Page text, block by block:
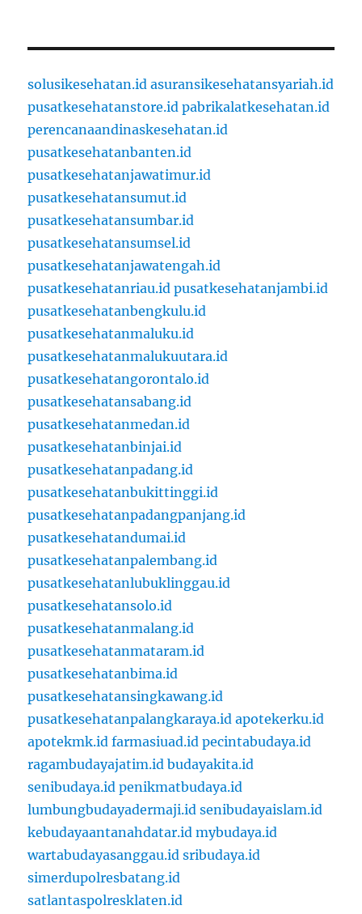
solusikesehatan.id asuransikesehatansyariah.id
pusatkesehatanstore.id pabrikalatkesehatan.id
perencanaandinaskesehatan.id
pusatkesehatanbanten.id
pusatkesehatanjawatimur.id
pusatkesehatansumut.id
pusatkesehatansumbar.id
pusatkesehatansumsel.id
pusatkesehatanjawatengah.id
pusatkesehatanriau.id pusatkesehatanjambi.id
pusatkesehatanbengkulu.id
pusatkesehatanmaluku.id
pusatkesehatanmalukuutara.id
pusatkesehatangorontalo.id
pusatkesehatansabang.id
pusatkesehatanmedan.id
pusatkesehatanbinjai.id
pusatkesehatanpadang.id
pusatkesehatanbukittinggi.id
pusatkesehatanpadangpanjang.id
pusatkesehatandumai.id
pusatkesehatanpalembang.id
pusatkesehatanlubuklinggau.id
pusatkesehatansolo.id
pusatkesehatanmalang.id
pusatkesehatanmataram.id
pusatkesehatanbima.id
pusatkesehatansingkawang.id
pusatkesehatanpalangkaraya.id apotekerku.id
apotekmk.id farmasiuad.id pecintabudaya.id
ragambudayajatim.id budayakita.id
senibudaya.id penikmatbudaya.id
lumbungbudayadermaji.id senibudayaislam.id
kebudayaantanahdatar.id mybudaya.id
wartabudayasanggau.id sribudaya.id
simerdupolresbatang.id
satlantaspolresklaten.id